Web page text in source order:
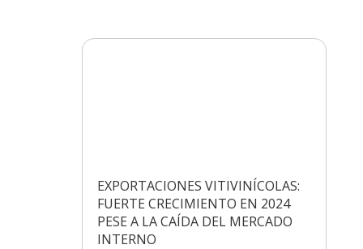
EXPORTACIONES VITIVINÍCOLAS:
FUERTE CRECIMIENTO EN 2024
PESE A LA CAÍDA DEL MERCADO
INTERNO